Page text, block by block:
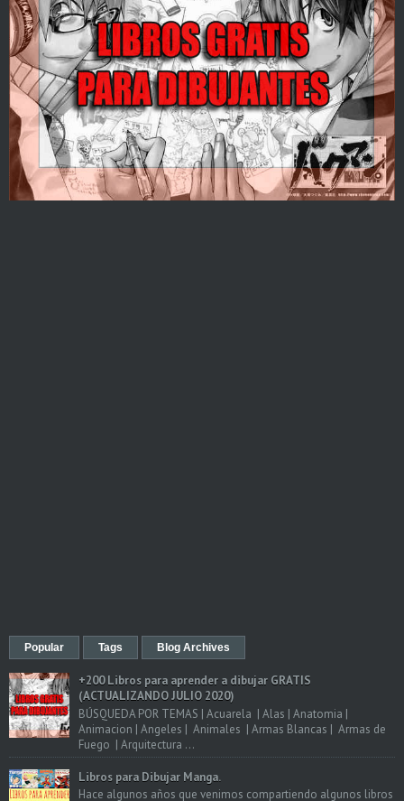
Popular Tags Blog Archives
+200 Libros para aprender a dibujar GRATIS
(ACTUALIZANDO JULIO 2020)
BÚSQUEDA POR TEMAS | Acuarela | Alas | Anatomia |
Animacion | Angeles | Animales | Armas Blancas | Armas de
Fuego | Arquitectura ...
Libros para Dibujar Manga.
Hace algunos años que venimos compartiendo algunos libros